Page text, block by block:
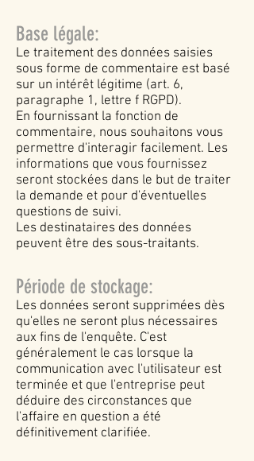
Base légale:
Le traitement des données saisies
sous forme de commentaire est basé
sur un intérêt légitime (art. 6,
paragraphe 1, lettre f RGPD).
En fournissant la fonction de
commentaire, nous souhaitons vous
permettre d'interagir facilement. Les
informations que vous fournissez
seront stockées dans le but de traiter
la demande et pour d'éventuelles
questions de suivi.
Les destinataires des données
peuvent être des sous-traitants.
Période de stockage:
Les données seront supprimées dès
qu'elles ne seront plus nécessaires
aux fins de l'enquête. C'est
généralement le cas lorsque la
communication avec l'utilisateur est
terminée et que l'entreprise peut
déduire des circonstances que
l'affaire en question a été
définitivement clarifiée.